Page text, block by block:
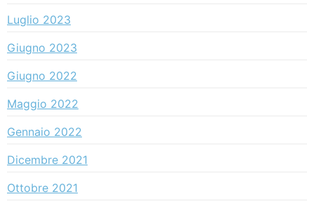
Luglio 2023
Giugno 2023
Giugno 2022
Maggio 2022
Gennaio 2022
Dicembre 2021
Ottobre 2021